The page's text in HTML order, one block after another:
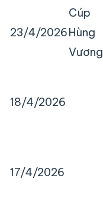
23/4/2026
Cúp
Hùng
Vương
18/4/2026
17/4/2026